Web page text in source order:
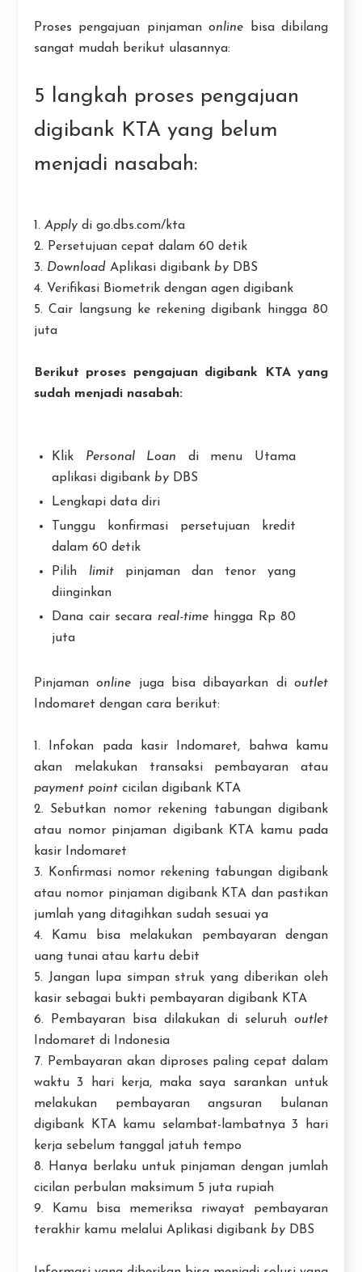
Proses pengajuan pinjamanonline bisa dibilang
sangat mudah berikut ulasannya:
5 langkah proses pengajuan
digibank KTA yang belum
menjadi nasabah:
1. Apply di go.dbs.com/kta
2. Persetujuan cepat dalam 60 detik
3. Download Aplikasi digibank by DBS
4. Verifikasi Biometrik dengan agen digibank
5. Cair langsung ke rekening digibank hingga 80
juta
Berikut proses pengajuan digibank KTA yang
sudah menjadi nasabah:
Klik Personal Loan di menu Utama
aplikasi digibank by DBS
Lengkapi data diri
Tunggu konfirmasi persetujuan kredit
dalam 60 detik
Pilih limitpinjaman dan tenor yang
diinginkan
Dana cair secara real-timehingga Rp 80
juta
Pinjamanonline juga bisa dibayarkan dioutlet
Indomaret dengan cara berikut:
1. Infokan pada kasir Indomaret, bahwa kamu
akan melakukan transaksi pembayaran atau
payment point cicilan digibank KTA
2. Sebutkan nomor rekening tabungan digibank
atau nomor pinjaman digibank KTA kamu pada
kasir Indomaret
3. Konfirmasi nomor rekening tabungan digibank
atau nomor pinjaman digibank KTA dan pastikan
jumlah yang ditagihkan sudah sesuai ya
4. Kamu bisa melakukan pembayaran dengan
uang tunai atau kartu debit
5. Jangan lupa simpan struk yang diberikan oleh
kasir sebagai bukti pembayaran digibank KTA
6. Pembayaran bisa dilakukan di seluruh outlet
Indomaret di Indonesia
7. Pembayaran akan diproses paling cepat dalam
waktu 3 hari kerja, maka saya sarankan untuk
melakukan pembayaran angsuran bulanan
digibank KTA kamu selambat-lambatnya 3 hari
kerja sebelum tanggal jatuh tempo
8. Hanya berlaku untuk pinjaman dengan jumlah
cicilan perbulan maksimum 5 juta rupiah
9. Kamu bisa memeriksa riwayat pembayaran
terakhir kamu melalui Aplikasi digibank by DBS